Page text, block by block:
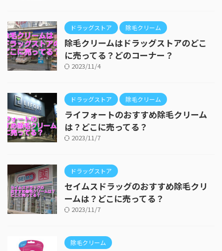
ドラッグストア 除毛クリーム
除毛クリームはドラッグストアのどこ
に売ってる？どのコーナー？
2023/11/4
ドラッグストア 除毛クリーム
ライフォートのおすすめ除毛クリーム
は？どこに売ってる？
2023/11/7
ドラッグストア
セイムスドラッグのおすすめ除毛クリ
ームは？どこに売ってる？
2023/11/7
除毛クリーム